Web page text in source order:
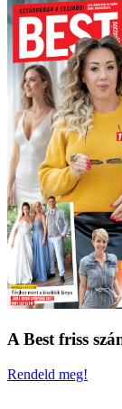
A Best friss
Rendeld meg!